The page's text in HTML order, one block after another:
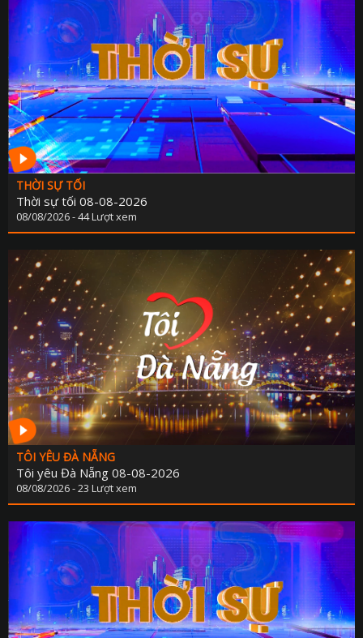
THỜI SỰ TỐI
Thời sự tối 08-08-2026
08/08/2026 - 44 Lượt xem
TÔI YÊU ĐÀ NẴNG
Tôi yêu Đà Nẵng 08-08-2026
08/08/2026 - 23 Lượt xem